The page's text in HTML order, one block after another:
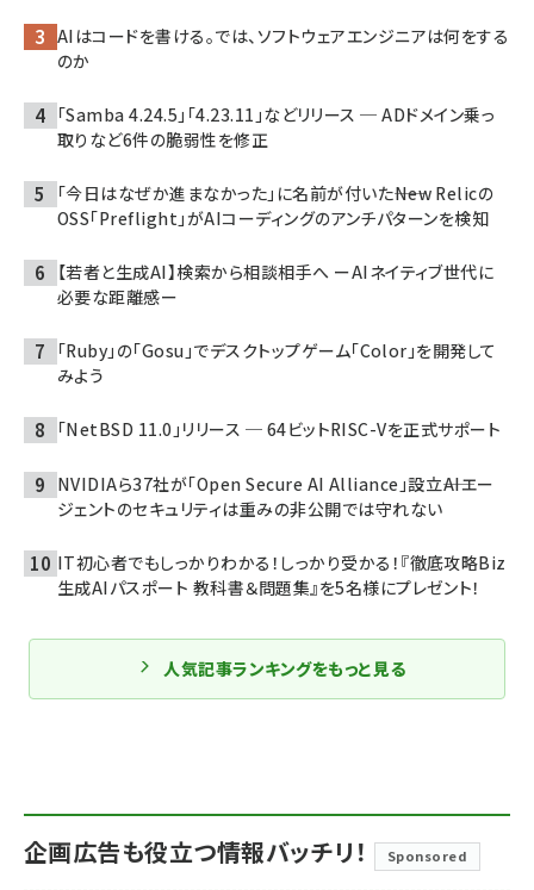
AIはコードを書ける。では、ソフトウェアエンジニアは何をする
のか
「Samba 4.24.5」「4.23.11」などリリース ─ ADドメイン乗っ
取りなど6件の脆弱性を修正
「今日はなぜか進まなかった」に名前が付いた――New Relicの
OSS「Preflight」がAIコーディングのアンチパターンを検知
【若者と生成AI】検索から相談相手へ ーAIネイティブ世代に
必要な距離感ー
「Ruby」の「Gosu」でデスクトップゲーム「Color」を開発して
みよう
「NetBSD 11.0」リリース ─ 64ビットRISC-Vを正式サポート
NVIDIAら37社が「Open Secure AI Alliance」設立――AIエー
ジェントのセキュリティは重みの非公開では守れない
IT初心者でもしっかりわかる！しっかり受かる！『徹底攻略Biz
生成AIパスポート 教科書＆問題集』を5名様にプレゼント！
人気記事ランキングをもっと見る
企画広告も役立つ情報バッチリ！ Sponsored